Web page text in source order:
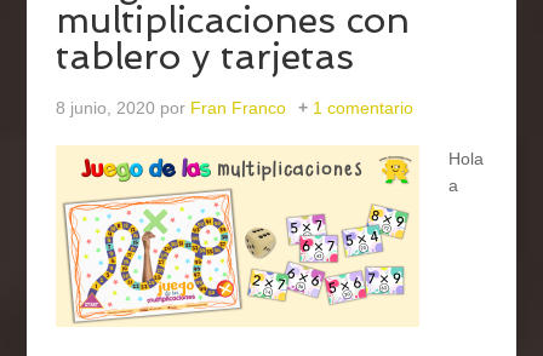
multiplicaciones con
tablero y tarjetas
8 junio, 2020 por Fran Franco 1 comentario
Hola
a